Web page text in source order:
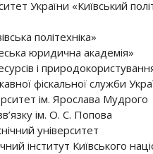
України «Київський
політехніка»
юридична академія»
і
фіскальної служби
ім. Ярослава Мудрого
ім. О. С. Попова
університет
інститут Київського